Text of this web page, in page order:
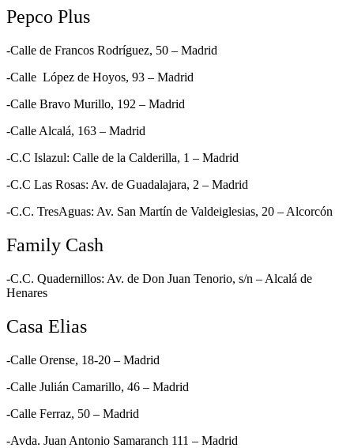
Pepco Plus
-Calle de Francos Rodríguez, 50 – Madrid
-Calle López de Hoyos, 93 – Madrid
-Calle Bravo Murillo, 192 – Madrid
-Calle Alcalá, 163 – Madrid
-C.C Islazul: Calle de la Calderilla, 1 – Madrid
-C.C Las Rosas: Av. de Guadalajara, 2 – Madrid
-C.C. TresAguas: Av. San Martín de Valdeiglesias, 20 – Alcorcón
Family Cash
-C.C. Quadernillos: Av. de Don Juan Tenorio, s/n – Alcalá de
Henares
Casa Elias
-Calle Orense, 18-20 – Madrid
-Calle Julián Camarillo, 46 – Madrid
-Calle Ferraz, 50 – Madrid
-Avda. Juan Antonio Samaranch 111 – Madrid